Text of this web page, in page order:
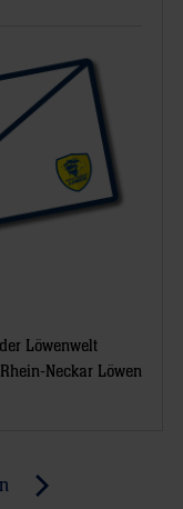
Löwenwelt
Neckar Löwen